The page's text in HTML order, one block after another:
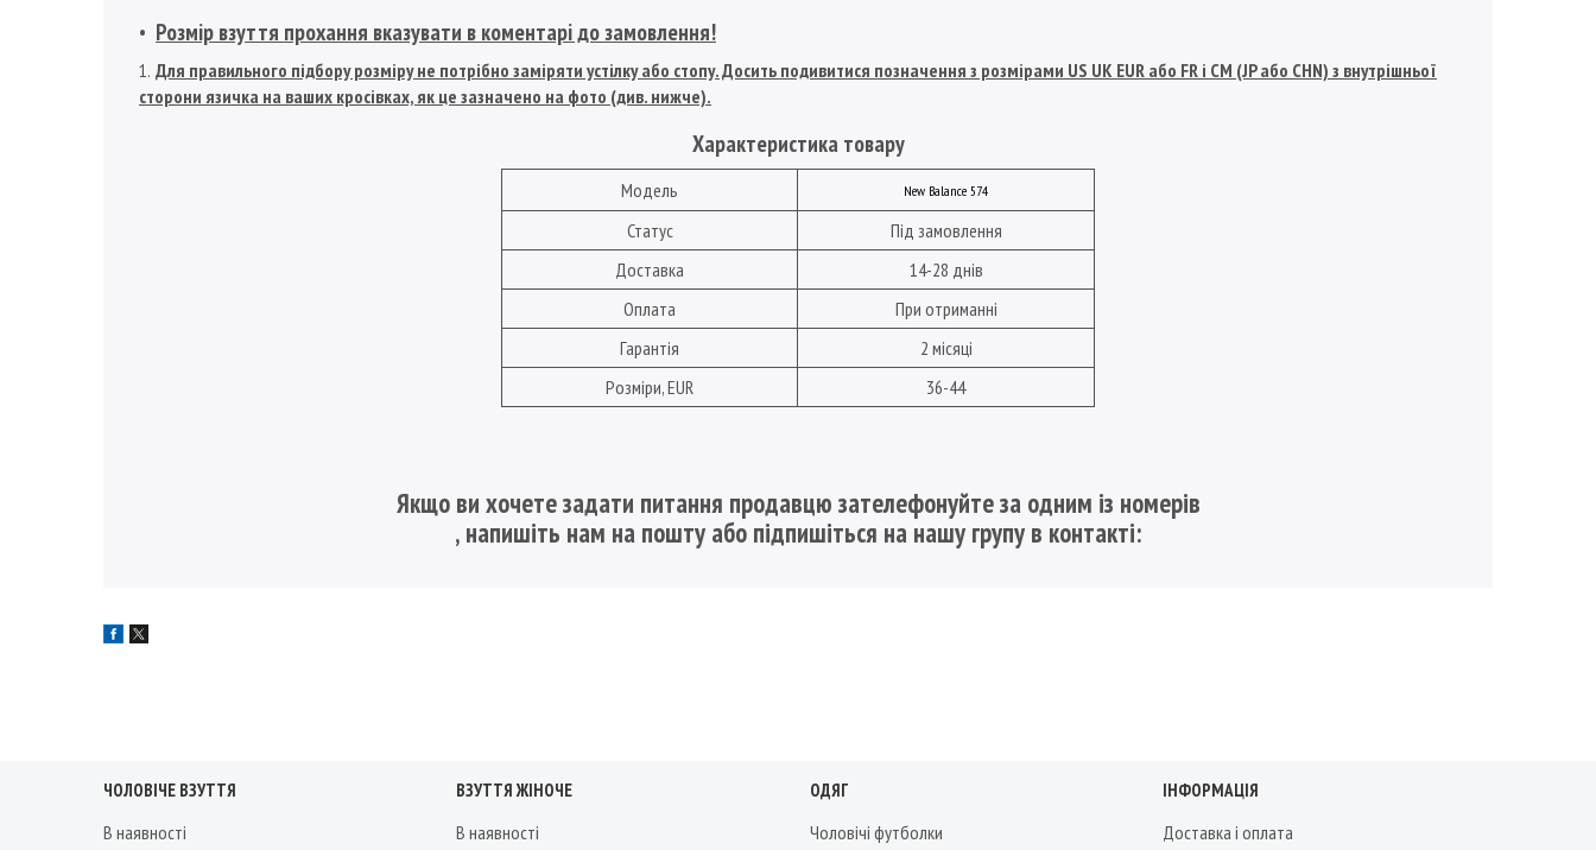
Розмір взуття прохання вказувати в коментарі до замовлення!
Для правильного підбору розміру не потрібно заміряти устілку або стопу. Досить подивитися позначення з розмірами US UK EUR або FR і СМ (JP або CHN) з внутрішньої
сторони язичка на ваших кросівках, як це зазначено на фото (див. нижче).
Характеристика товару
Модель New Balance 574
Статус
Під замовлення
Доставка
14-28 днів
Оплата
При отриманні
Гарантія
2 місяці
Розміри, EUR
36-44
Якщо ви хочете задати питання продавцю зателефонуйте за одним із номерів
, напишіть нам на пошту або підпишіться на нашу групу в контакті:
ЧОЛОВІЧЕ ВЗУТТЯ
В наявності
ВЗУТТЯ ЖІНОЧЕ
В наявності
ОДЯГ
Чоловічі футболки
ІНФОРМАЦІЯ
Доставка і оплата